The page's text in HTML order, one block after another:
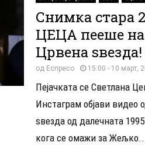
Снимка стара
ЦЕЦА пееше на
Црвена
од Еспресо 15:00 - 10 март,
Пејачката се Светлана
Инстаграм објави видео
ѕвезда од далечната
кога се омажи за